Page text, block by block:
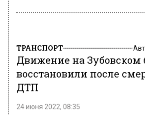
ТРАНСПОРТ
Движение на Зубовском
восстановили после
ДТП
24 июня 2022, 08:35